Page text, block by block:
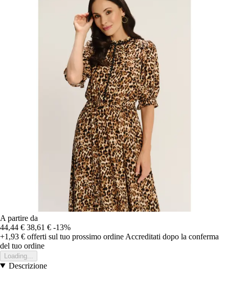
A partire da
44,44 € 38,61 € -13%
+1,93 € offerti sul tuo prossimo ordine Accreditati dopo la conferma
del tuo ordine
Loading...
Descrizione